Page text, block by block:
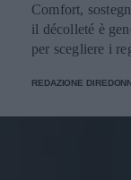
Comfort,
il décolleté è
per scegliere i
REDAZIONE